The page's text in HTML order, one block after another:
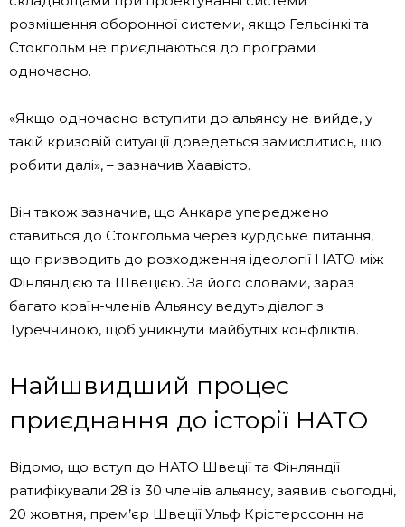
розміщення оборонної системи, якщо Гельсінкі та
Стокгольм не приєднаються до програми
одночасно.
«Якщо одночасно вступити до альянсу не вийде, у
такій кризовій ситуації доведеться замислитись, що
робити далі», – зазначив Хаавісто.
Він також зазначив, що Анкара упереджено
ставиться до Стокгольма через курдське питання,
що призводить до розходження ідеології НАТО між
Фінляндією та Швецією. За його словами, зараз
багато країн-членів Альянсу ведуть діалог з
Туреччиною, щоб уникнути майбутніх конфліктів.
Найшвидший процес
приєднання до історії НАТО
Відомо, що вступ до НАТО Швеції та Фінляндії
ратифікували 28 із 30 членів альянсу, заявив сьогодні,
20 жовтня, прем’єр Швеції Ульф Крістерссонн на